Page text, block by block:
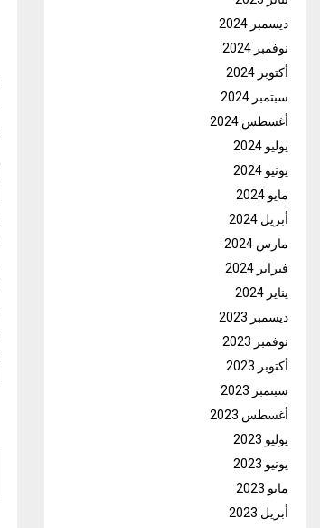
ديسمبر 2024
نوفمبر 2024
أكتوبر 2024
سبتمبر 2024
أغسطس 2024
يوليو 2024
يونيو 2024
مايو 2024
أبريل 2024
مارس 2024
فبراير 2024
يناير 2024
ديسمبر 2023
نوفمبر 2023
أكتوبر 2023
سبتمبر 2023
أغسطس 2023
يوليو 2023
يونيو 2023
مايو 2023
أبريل 2023